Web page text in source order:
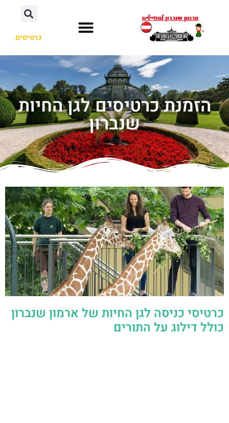
כרטיסים
הזמנת כרטיסים לגן החיות
שנברון
כרטיסי כניסה לגן החיות של ארמון שנברון
כולל דילוג על התורים